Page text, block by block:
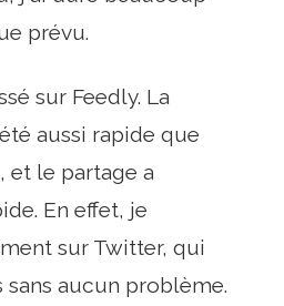
prévu.
sur Feedly. La
aussi rapide que
et le partage a
En effet, je
sur Twitter, qui
aucun problème.